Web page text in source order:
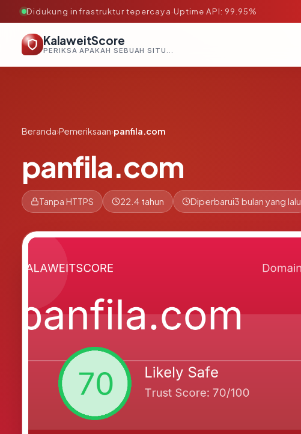
Didukung infrastruktur tepercaya·Uptime API: 99.95%
KalaweitScore
PERIKSA APAKAH SEBUAH SITUS AMAN, TEPERCAYA, DAN TERVERIFIKASI DALAM HITUNGAN DETIK.
Beranda›Pemeriksaan›panfila.com
panfila.com
Tanpa HTTPS 22.4 tahun Diperbarui3 bulan yang lalu